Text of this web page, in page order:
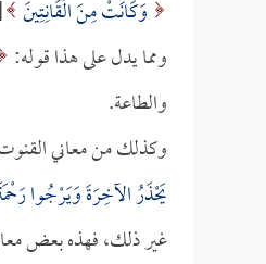
وَكَانَتْ مِنَ الْقَانِتِينَ
ومما يدل على هذا قوله:
والطاعة.
وكذلك من معاني
يَحْذَرُ الآخِرَةَ وَيَرْجُوا
غير ذلك، فهذه بعض